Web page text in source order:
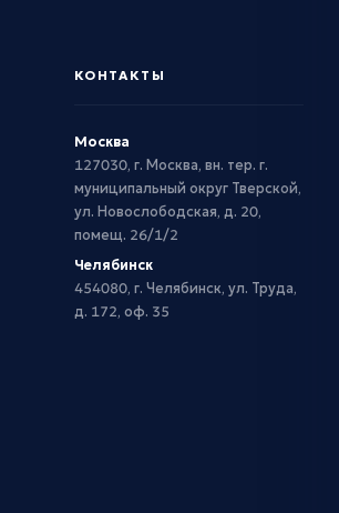
КОНТАКТЫ
Москва
127030, г. Москва, вн. тер. г.
муниципальный округ Тверской,
ул. Новослободская, д. 20,
помещ. 26/1/2
Челябинск
454080, г. Челябинск, ул. Труда,
д. 172, оф. 35